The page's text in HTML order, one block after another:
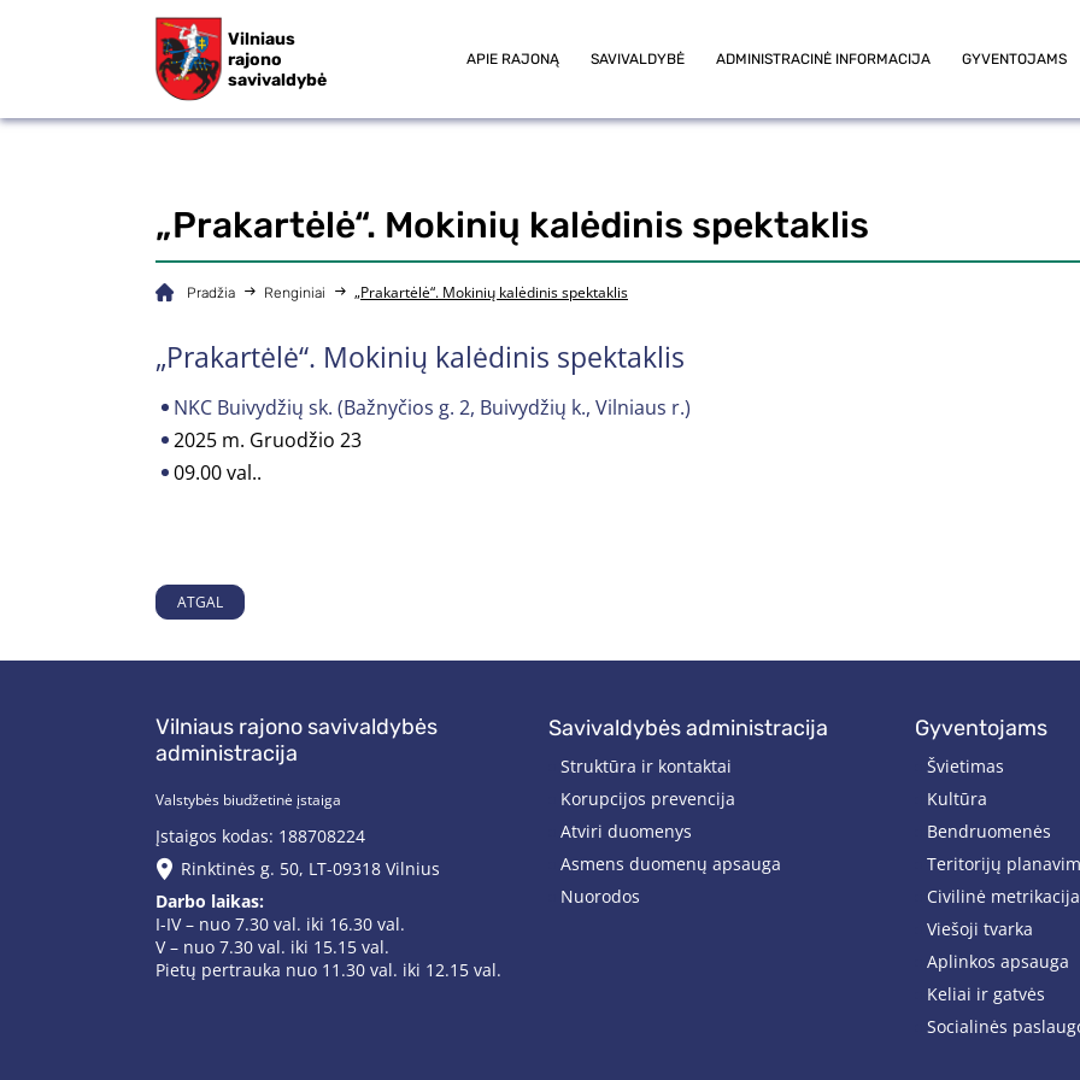
Vilniaus
rajono
savivaldybė
APIE RAJONĄ SAVIVALDYBĖ ADMINISTRACINĖ INFORMACIJA GYVENTOJAMS
„Prakartėlė“. Mokinių kalėdinis spektaklis
Pradžia Renginiai „Prakartėlė“. Mokinių kalėdinis spektaklis
„Prakartėlė“. Mokinių kalėdinis spektaklis
NKC Buivydžių sk. (Bažnyčios g. 2, Buivydžių k., Vilniaus r.)
2025 m. Gruodžio 23
09.00 val..
ATGAL
Vilniaus rajono savivaldybės
administracija
Valstybės biudžetinė įstaiga
Įstaigos kodas: 188708224
Rinktinės g. 50, LT-09318 Vilnius
Darbo laikas:
I-IV – nuo 7.30 val. iki 16.30 val.
V – nuo 7.30 val. iki 15.15 val.
Pietų pertrauka nuo 11.30 val. iki 12.15 val.
savivaldybės administracija
Struktūra ir kontaktai
Korupcijos prevencija
Atviri duomenys
Asmens duomenų apsauga
Nuorodos
gyventojams
Švietimas
Kultūra
Bendruomenės
Teritorijų
Civilinė metrikacija
Viešoji tvarka
Aplinkos apsauga
Keliai ir gatvės
Socialinės